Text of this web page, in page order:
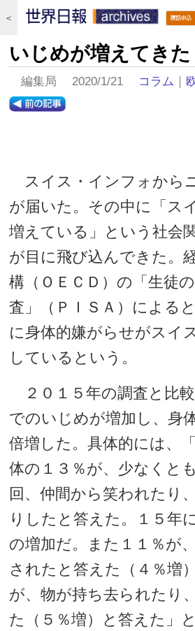
＜
いじめが増えてきた
編集局 2020/1/21 コラム ｜
スイス・インフォから
が届いた。その中に「ス
増えている」という社会
が目に飛び込んできた。
構（ＯＥＣＤ）の「生徒
査」（ＰＩＳＡ）による
に身体的嫌がらせがスイ
しているという。
２０１５年の調査と比
でのいじめが増加し、身
倍増した。具体的には、
体の１３％が、少なくと
回、仲間から笑われたり
りしたと答えた。１５年
の増加だ。また１１％が
されたと答えた（４％増
が、物が持ち去られたり
た（５％増）と答えた」